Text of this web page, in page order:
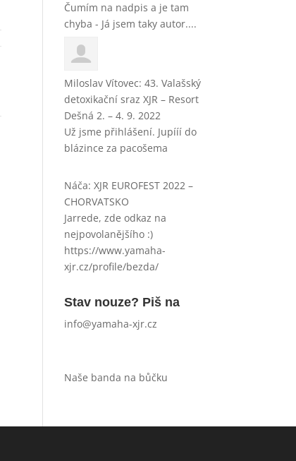
Čumím na nadpis a je tam
chyba - Já jsem taky autor....
Miloslav Vítovec:43. Valašský
detoxikační sraz XJR – Resort
Dešná 2. – 4. 9. 2022
Už jsme přihlášení. Jupííí do
blázince za pacošema
Náča:XJR EUROFEST 2022 –
CHORVATSKO
Jarrede, zde odkaz na
nejpovolanějšího :)
https://www.yamaha-
xjr.cz/profile/bezda/
Stav nouze? Piš na
info@yamaha-xjr.cz
Naše banda na bůčku